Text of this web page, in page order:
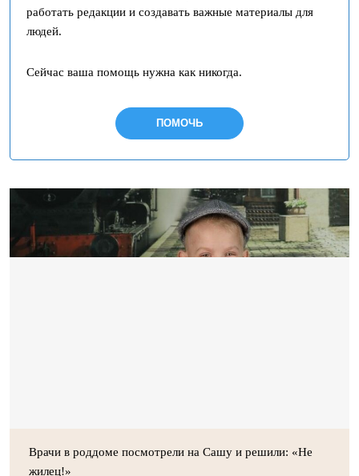
работать редакции и создавать важные материалы для
людей.
Сейчас ваша помощь нужна как никогда.
ПОМОЧЬ
Врачи в роддоме посмотрели на Сашу и решили: «Не
жилец!»